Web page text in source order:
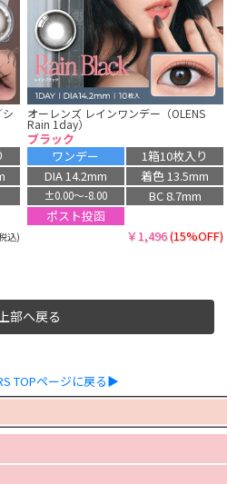
込)
オーレンズ レインワンデー（OLENS
Rain 1day）
ブラック
ワンデー
1箱10枚入り
DIA 14.2mm
着色 13.5mm
±0.00〜-8.00
BC 8.7mm
ポスト投函
￥1,496(15%OFF)
部へ戻る
TOPページに戻る▶